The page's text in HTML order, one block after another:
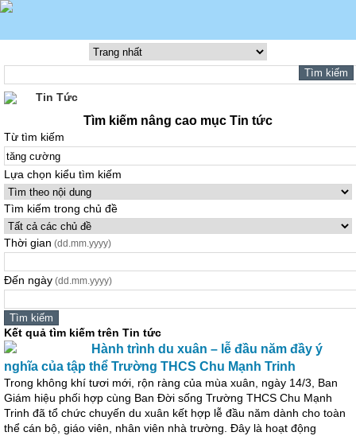
Tin Tức
Tìm kiếm nâng cao mục Tin tức
Từ tìm kiếm
Lựa chọn kiểu tìm kiếm
Tìm kiếm trong chủ đề
Thời gian (dd.mm.yyyy)
Đến ngày (dd.mm.yyyy)
Kết quả tìm kiếm trên Tin tức
Hành trình du xuân – lễ đầu năm đầy ý
nghĩa của tập thể Trường THCS Chu Mạnh Trinh
Trong không khí tươi mới, rộn ràng của mùa xuân, ngày 14/3, Ban
Giám hiệu phối hợp cùng Ban Đời sống Trường THCS Chu Mạnh
Trinh đã tổ chức chuyến du xuân kết hợp lễ đầu năm dành cho toàn
thể cán bộ, giáo viên, nhân viên nhà trường. Đây là hoạt động